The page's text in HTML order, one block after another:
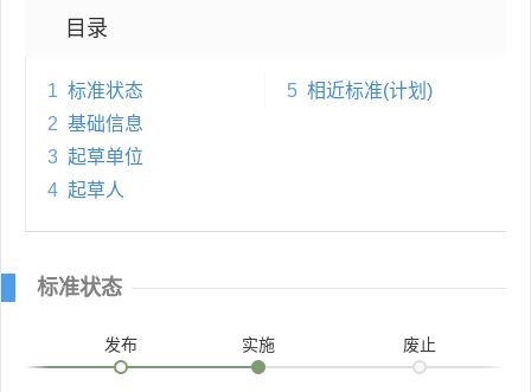
目录
1 标准状态
2 基础信息
3 起草单位
4 起草人
5 相近标准(计划)
标准状态
发布 实施 废止